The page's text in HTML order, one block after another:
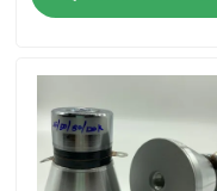
Trasduttore ad
Trasduttore